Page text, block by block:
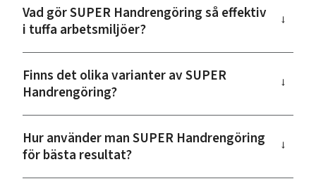
Vad gör SUPER Handrengöring så effektiv
i tuffa arbetsmiljöer?
→
Finns det olika varianter av SUPER
Handrengöring?
→
Hur använder man SUPER Handrengöring
för bästa resultat?
→